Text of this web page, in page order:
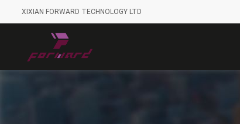
XIXIAN FORWARD TECHNOLOGY LTD